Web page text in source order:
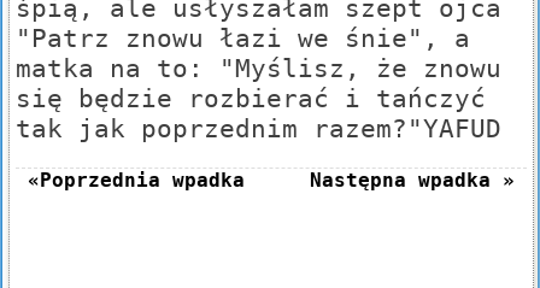
śpią, ale usłyszałam szept ojca
"Patrz znowu łazi we śnie", a
matka na to: "Myślisz, że znowu
się będzie rozbierać i tańczyć
tak jak poprzednim razem?"YAFUD
«Poprzednia wpadka Następna wpadka »